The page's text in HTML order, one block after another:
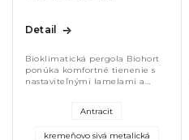
Detail
Bioklimatická pergola Biohort
ponúka komfortné tienenie s
nastaviteľnými lamelami a
392,5×300×255 cm zaručuje
Antracit
kremeňovo sivá metalická